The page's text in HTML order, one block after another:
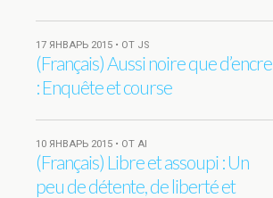
17 ЯНВАРЬ 2015 • ОТ JS
(Français) Aussi noire que d’encre
: Enquête et course
10 ЯНВАРЬ 2015 • ОТ AI
(Français) Libre et assoupi : Un
peu de détente, de liberté et